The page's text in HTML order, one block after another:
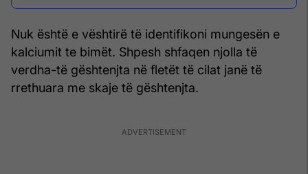
Nuk është e vështirë të identifikoni mungesën e
kalciumit te bimët. Shpesh shfaqen njolla të
verdha-të gështenjta në fletët të cilat janë të
rrethuara me skaje të gështenjta.